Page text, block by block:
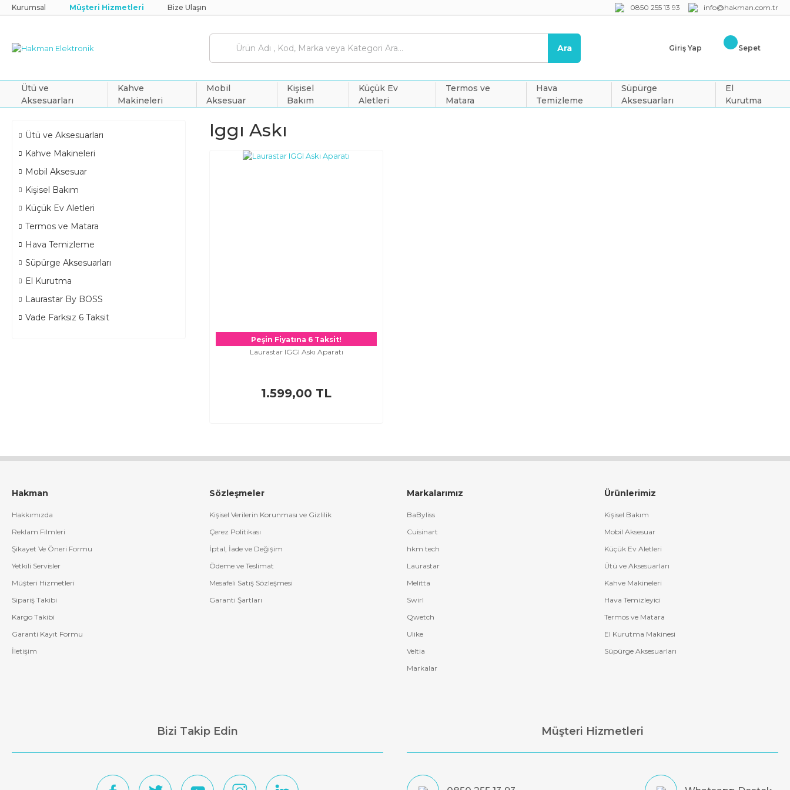
Kurumsal Müşteri Hizmetleri Bize Ulaşın 0850 255 13 93 info@hakman.com.tr
Ara Giriş Yap Sepet
Ütü ve
Aksesuarları
Kahve
Makineleri
Mobil
Aksesuar
Kişisel
Bakım
Küçük Ev
Aletleri
Termos ve
Matara
Hava
Temizleme
Süpürge
Aksesuarları
El
Kurutma
Ütü ve Aksesuarları
Kahve Makineleri
Mobil Aksesuar
Kişisel Bakım
Küçük Ev Aletleri
Termos ve Matara
Hava Temizleme
Süpürge Aksesuarları
El Kurutma
Laurastar By BOSS
Vade Farksız 6 Taksit
Iggı Askı
Peşin Fiyatına 6 Taksit!
Laurastar IGGI Askı Aparatı
1.599,00 TL
Hakman
Hakkımızda
Reklam Filmleri
Şikayet Ve Öneri Formu
Yetkili Servisler
Müşteri Hizmetleri
Sipariş Takibi
Kargo Takibi
Garanti Kayıt Formu
İletişim
Sözleşmeler
Kişisel Verilerin Korunması ve Gizlilik
Çerez Politikası
İptal, İade ve Değişim
Ödeme ve Teslimat
Mesafeli Satış Sözleşmesi
Garanti Şartları
Markalarımız
BaByliss
Cuisinart
hkm tech
Laurastar
Melitta
Swirl
Qwetch
Ulike
Veltia
Markalar
Ürünlerimiz
Kişisel Bakım
Mobil Aksesuar
Küçük Ev Aletleri
Ütü ve Aksesuarları
Kahve Makineleri
Hava Temizleyici
Termos ve Matara
El Kurutma Makinesi
Süpürge Aksesuarları
Bizi Takip Edin Müşteri Hizmetleri